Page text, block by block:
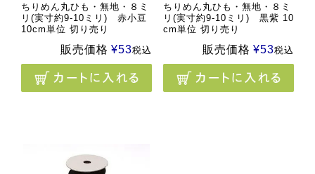
ちりめん丸ひも・無地・８ミ
リ(実寸約9-10ミリ) 赤小豆
10cm単位 切り売り
販売価格 ¥53税込
ちりめん丸ひも・無地・８ミ
リ(実寸約9-10ミリ) 黒紫 10
cm単位 切り売り
販売価格 ¥53税込